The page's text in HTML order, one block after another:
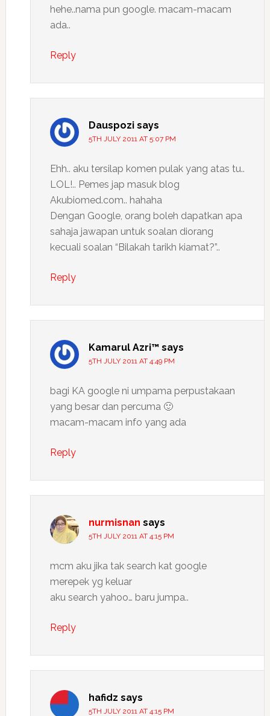
hehe..nama pun google. macam-macam
ada..
Reply
Dauspozi says
5TH JULY 2011 AT 5:07 PM
Ehh.. aku tersilap komen pulak yang atas tu..
LOL!.. Pemes jap masuk blog
Akubiomed.com.. hahaha
Dengan Google, orang boleh dapatkan apa
sahaja jawapan untuk soalan diorang
kecuali soalan “Bilakah tarikh kiamat?”..
Reply
Kamarul Azri™ says
5TH JULY 2011 AT 4:49 PM
bagi KA google ni umpama perpustakaan
yang besar dan percuma 🙂
macam-macam info yang ada
Reply
nurmisnan says
5TH JULY 2011 AT 4:15 PM
mcm aku jika tak search kat google
merepek yg keluar
aku search yahoo… baru jumpa..
Reply
hafidz says
5TH JULY 2011 AT 4:15 PM